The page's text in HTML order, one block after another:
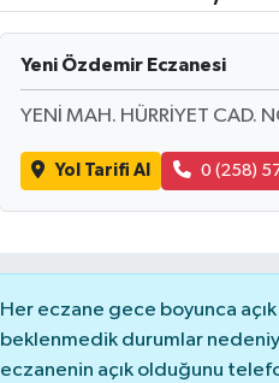
Yeni Özdemir Eczanesi
YENİ MAH. HÜRRİYET CAD.
Yol Tarifi Al 0 (258)
Her eczane gece boyunca
beklenmedik durumlar
eczanenin açık olduğunu